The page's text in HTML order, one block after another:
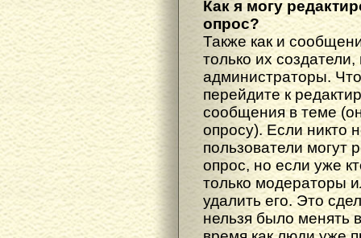
Как я могу
опрос?
Также как и
только их
администраторы.
перейдите к
сообщения в теме
опросу). Если никто
пользователи могут
опрос, но если уже
только модераторы
удалить его. Это
нельзя было менять